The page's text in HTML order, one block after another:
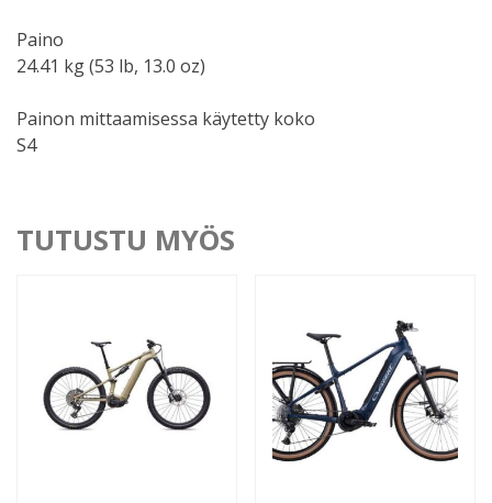
Paino
24.41 kg (53 lb, 13.0 oz)
Painon mittaamisessa käytetty koko
S4
TUTUSTU MYÖS